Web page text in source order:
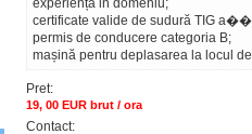
experiență in domeniu;
certificate valide de sudură TIG
permis de conducere categoria B;
mașină pentru deplasarea la locul
Pret:
19, 00 EUR brut / ora
Contact: